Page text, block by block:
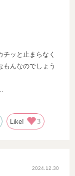
ッと止まらなく
もんなのでしょう
Like! 3
2024.12.30